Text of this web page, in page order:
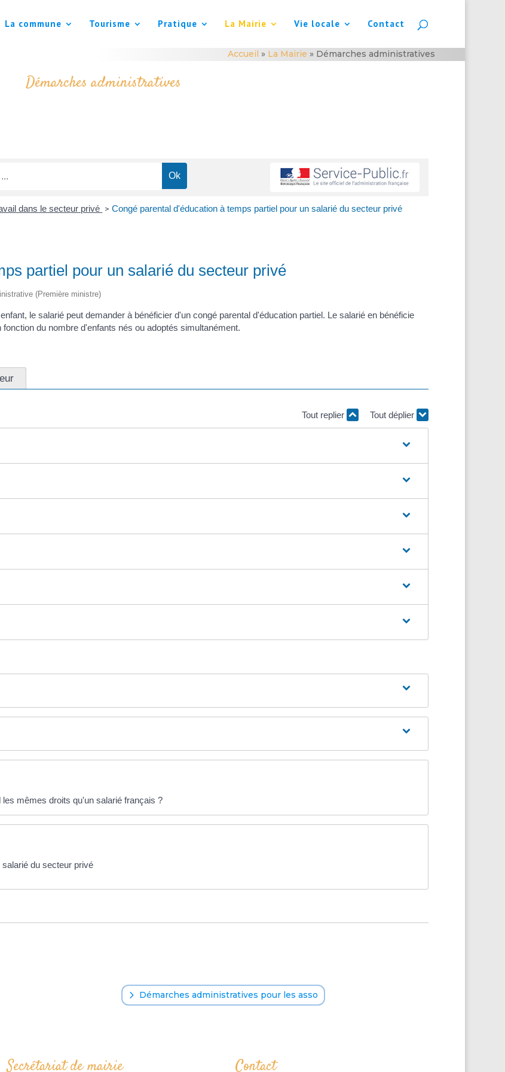
La commune Tourisme Pratique La Mairie Vie locale Contact
Accueil » La Mairie » Démarches administratives
Démarches administratives
dans le secteur privé > Congé parental d'éducation à temps partiel pour un salarié du secteur privé
partiel pour un salarié du secteur privé
(Première ministre)
le salarié peut demander à bénéficier d'un congé parental d'éducation partiel. Le salarié en bénéficie
du nombre d'enfants nés ou adoptés simultanément.
Tout replier Tout déplier
mêmes droits qu'un salarié français ?
du secteur privé
Démarches administratives pour les asso
Secrétariat de mairie Contact